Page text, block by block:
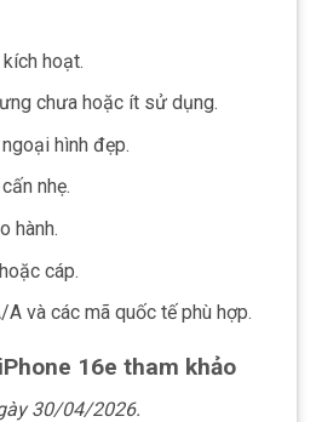
hoạt.
chưa hoặc ít sử dụng.
hình đẹp.
nhẹ.
hành.
cáp.
và các mã quốc tế phù hợp.
16e tham khảo
30/04/2026.